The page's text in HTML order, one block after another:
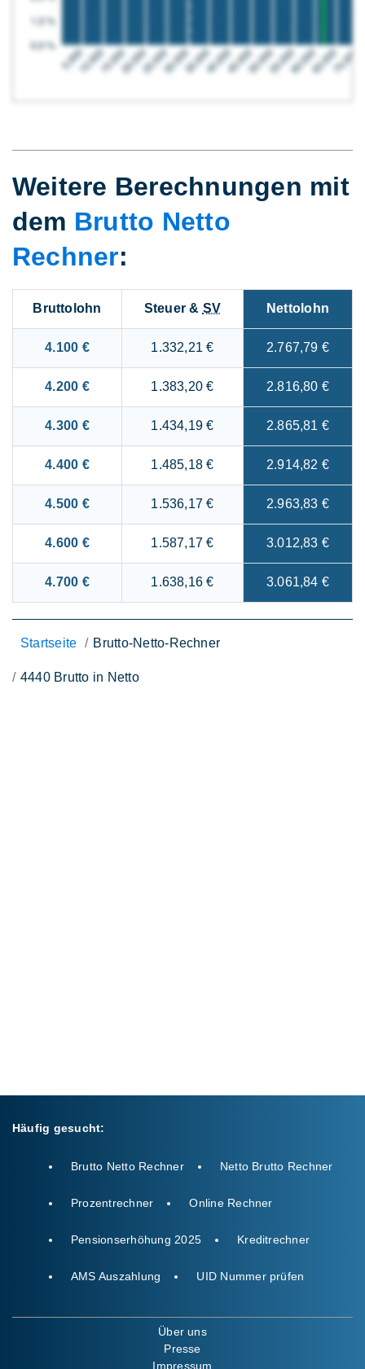
Weitere Berechnungen mit
dem Brutto Netto
Rechner:
Bruttolohn Steuer & SV Nettolohn
4.100 € 1.332,21 € 2.767,79 €
4.200 € 1.383,20 € 2.816,80 €
4.300 € 1.434,19 € 2.865,81 €
4.400 € 1.485,18 € 2.914,82 €
4.500 € 1.536,17 € 2.963,83 €
4.600 € 1.587,17 € 3.012,83 €
4.700 € 1.638,16 € 3.061,84 €
Startseite Brutto-Netto-Rechner
4440 Brutto in Netto
Häufig gesucht:
Brutto Netto Rechner Netto Brutto Rechner
Prozentrechner Online Rechner
Pensionserhöhung 2025 Kreditrechner
AMS Auszahlung UID Nummer prüfen
Über uns
Presse
Impressum